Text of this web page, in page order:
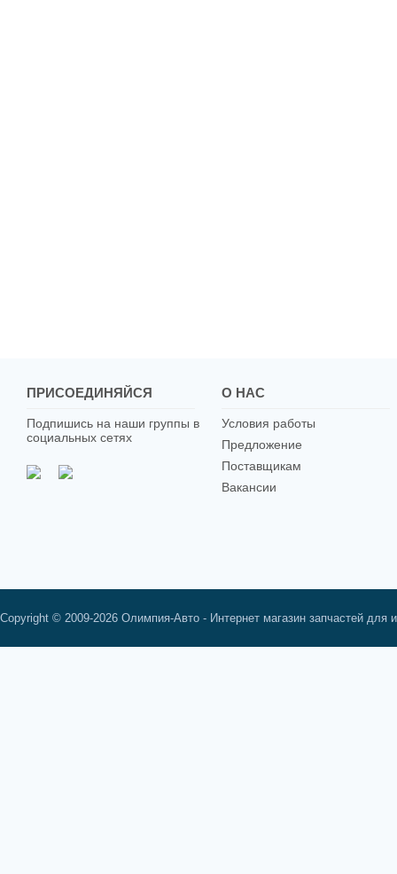
ПРИСОЕДИНЯЙСЯ
Подпишись на наши группы в
социальных сетях
О НАС
Условия работы
Предложение
Поставщикам
Вакансии
Copyright © 2009-2026 Олимпия-Авто - Интернет магазин запчастей для